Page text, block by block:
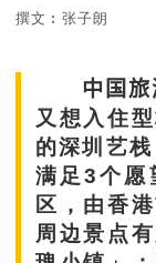
撰文︰张子朗
中国旅
又想入 住型
的深圳 艺
满足3个愿
区，由香港
周 边景点